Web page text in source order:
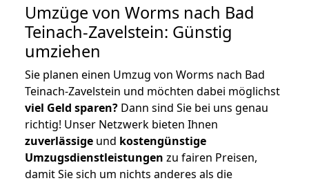
Umzüge von Worms nach Bad
Teinach-Zavelstein: Günstig
umziehen
Sie planen einen Umzug von Worms nach Bad
Teinach-Zavelstein und möchten dabei möglichst
viel Geld sparen? Dann sind Sie bei uns genau
richtig! Unser Netzwerk bieten Ihnen
zuverlässige und kostengünstige
Umzugsdienstleistungen zu fairen Preisen,
damit Sie sich um nichts anderes als die